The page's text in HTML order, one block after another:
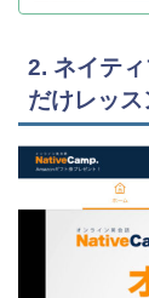
2. ネイテ
だけレッ